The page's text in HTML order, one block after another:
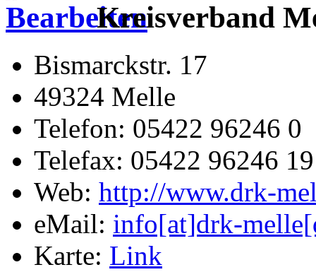
Kreisverband
Bismarckstr. 17
49324 Melle
Telefon: 05422 96246 0
Telefax: 05422 96246 19
Web: http://www.drk-
eMail: info[at]drk-
Karte: Link